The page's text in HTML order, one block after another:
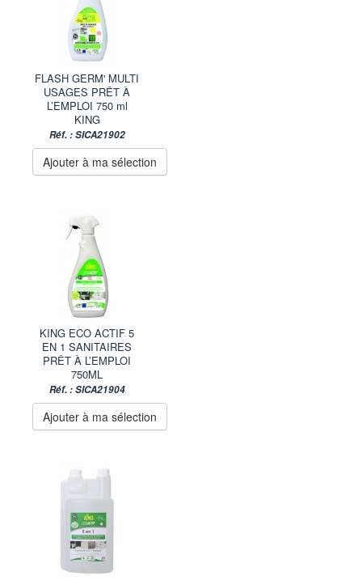
FLASH GERM' MULTI
USAGES PRÊT À
L’EMPLOI 750 ml
KING
Réf. : SICA21902
Ajouter à ma sélection
KING ECO ACTIF 5
EN 1 SANITAIRES
PRÊT À L’EMPLOI
750ML
Réf. : SICA21904
Ajouter à ma sélection